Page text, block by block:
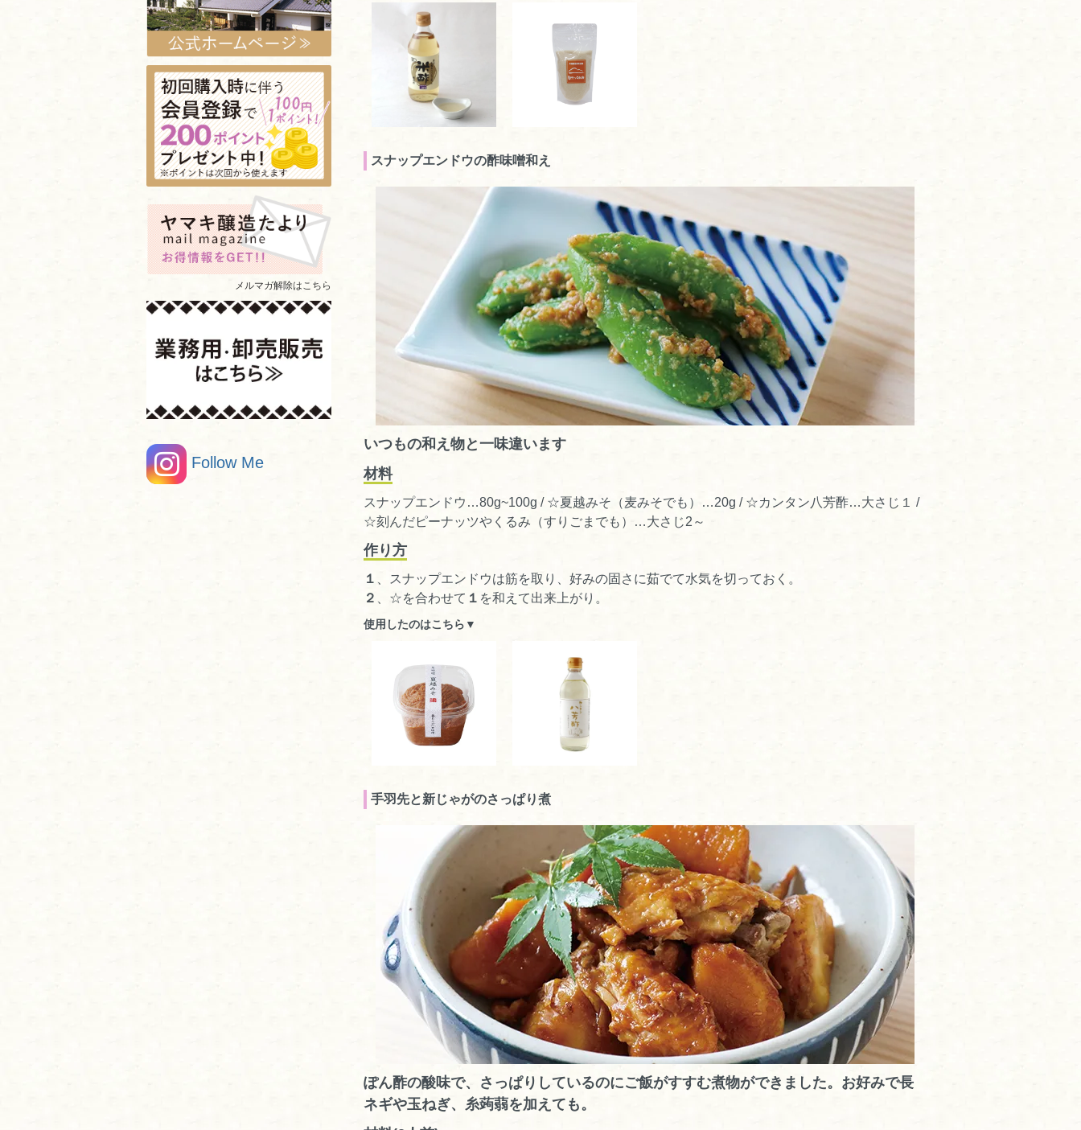
スナップエンドウの酢味噌和え
いつもの和え物と一味違います
材料
スナップエンドウ…80g~100g / ☆夏越みそ（麦みそでも）…20g / ☆カンタン八芳酢…大さじ１ /
☆刻んだピーナッツやくるみ（すりごまでも）…大さじ2～
作り方
１
、スナップエンドウは筋を取り、好みの固さに茹でて水気を切っておく。
２
、☆を合わせて １ を和えて出来上がり。
使用したのはこちら▼
手羽先と新じゃがのさっぱり煮
ぽん酢の酸味で、さっぱりしているのにご飯がすすむ煮物ができました。お好みで長
ネギや玉ねぎ、糸蒟蒻を加えても。
メルマガ解除はこちら
Follow Me